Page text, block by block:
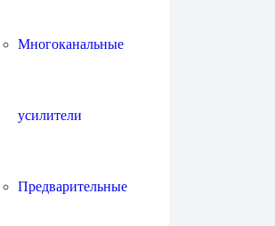
Многоканальные
усилители
Предварительные